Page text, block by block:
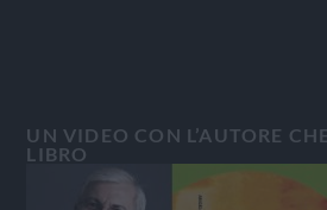
UN VIDEO CON L’AUTORE
LIBRO